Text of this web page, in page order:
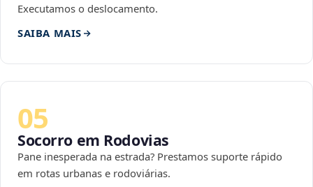
Executamos o deslocamento.
SAIBA MAIS
05
Socorro em Rodovias
Pane inesperada na estrada? Prestamos suporte rápido
em rotas urbanas e rodoviárias.